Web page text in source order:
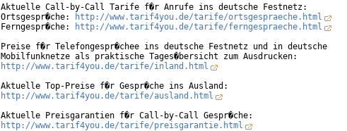
Aktuelle Call-by-Call Tarife f�r Anrufe ins deutsche Festnetz:
Ortsgespr�che:
http://www.tarif4you.de/tarife/ortsgespraeche.html
Ferngespr�che:
http://www.tarif4you.de/tarife/ferngespraeche.html
Preise f�r Telefongespr�chee ins deutsche Festnetz und in deutsche
http://www.tarif4you.de/tarife/inland.html
http://www.tarif4you.de/tarife/ausland.html
http://www.tarif4you.de/tarife/preisgarantie.html